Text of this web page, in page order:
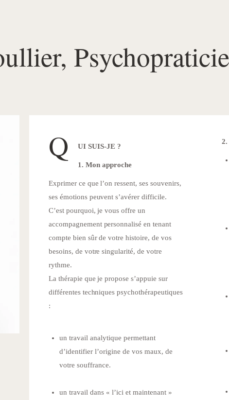
Q UI SUIS-JE ?
1. Mon approche
Exprimer ce que l’on ressent, ses souvenirs,
ses émotions peuvent s’avérer difficile.
C’est pourquoi, je vous offre un
accompagnement personnalisé en tenant
compte bien sûr de votre histoire, de vos
besoins, de votre singularité, de votre
rythme.
La thérapie que je propose s’appuie sur
différentes techniques psychothérapeutiques
:
un travail analytique permettant
d’identifier l’origine de vos maux, de
votre souffrance.
un travail dans « l’ici et maintenant »